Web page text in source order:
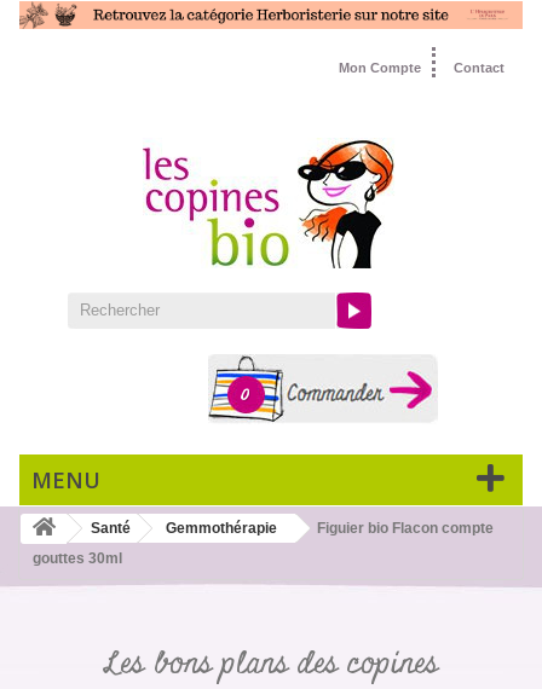
Contact
Mon Compte
0
MENU
Santé Gemmothérapie
Figuier bio Flacon compte
gouttes 30ml
Les bons plans des copines